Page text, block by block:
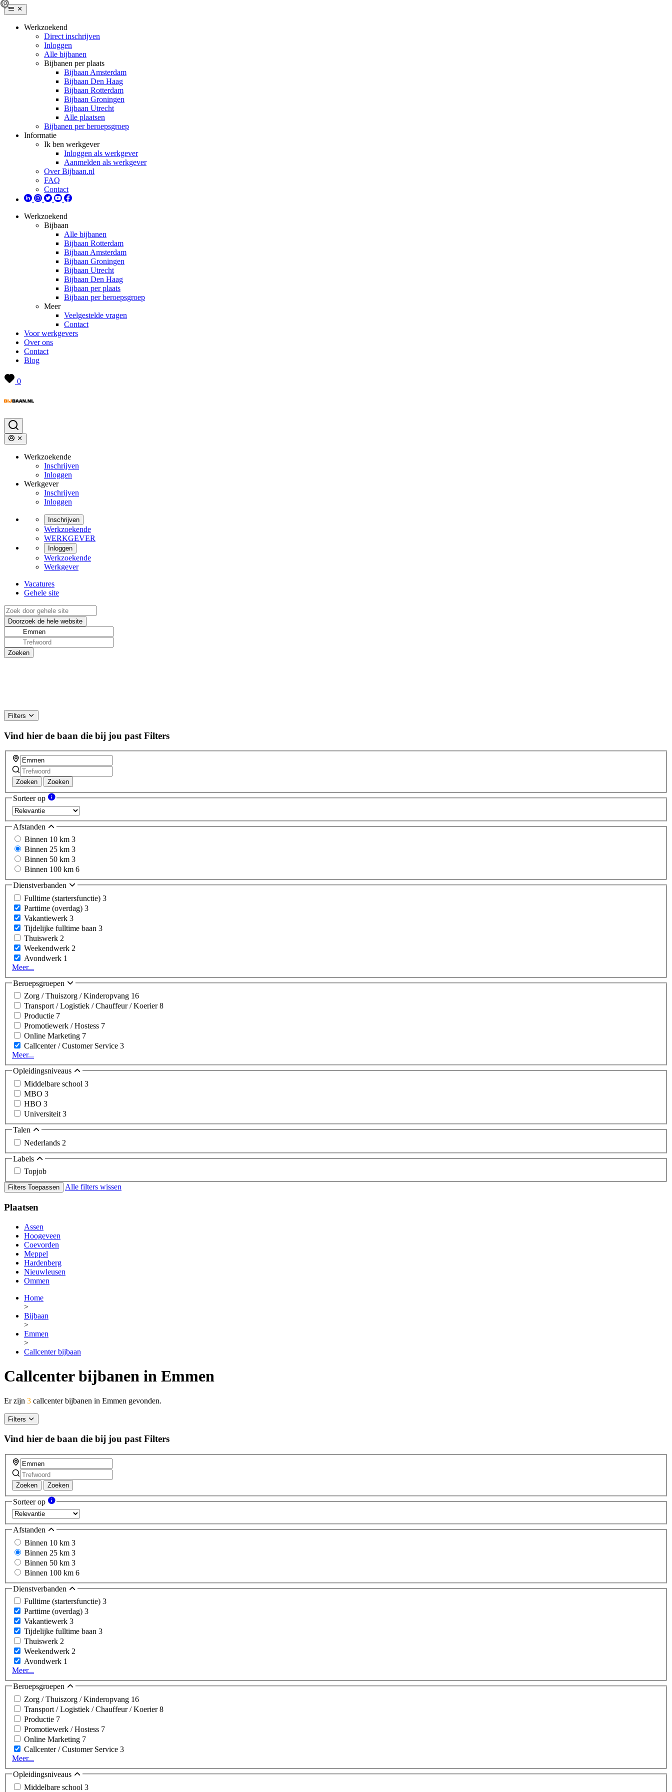
Werkzoekend
Direct inschrijven
Inloggen
Alle bijbanen
Bijbanen per plaats
Bijbaan Amsterdam
Bijbaan Den Haag
Bijbaan Rotterdam
Bijbaan Groningen
Bijbaan Utrecht
Alle plaatsen
Bijbanen per beroepsgroep
Informatie
Ik ben werkgever
Inloggen als werkgever
Aanmelden als werkgever
Over Bijbaan.nl
FAQ
Contact
Werkzoekend
Bijbaan
Alle bijbanen
Bijbaan Rotterdam
Bijbaan Amsterdam
Bijbaan Groningen
Bijbaan Utrecht
Bijbaan Den Haag
Bijbaan per plaats
Bijbaan per beroepsgroep
Meer
Veelgestelde vragen
Contact
Voor werkgevers
Over ons
Contact
Blog
0
Werkzoekende
Inschrijven
Inloggen
Werkgever
Inschrijven
Inloggen
Inschrijven
Werkzoekende
WERKGEVER
Inloggen
Werkzoekende
Werkgever
Vacatures
Gehele site
Filters
Vind hier de baan die bij jou past Filters
Zoeken Zoeken
Sorteer op
Afstanden
Binnen 10 km 3
Binnen 25 km 3
Binnen 50 km 3
Binnen 100 km 6
Dienstverbanden
Fulltime (startersfunctie) 3
Parttime (overdag) 3
Vakantiewerk 3
Tijdelijke fulltime baan 3
Thuiswerk 2
Weekendwerk 2
Avondwerk 1
Meer...
Beroepsgroepen
Zorg / Thuiszorg / Kinderopvang 16
Transport / Logistiek / Chauffeur / Koerier8
Productie 7
Promotiewerk / Hostess 7
Online Marketing 7
Callcenter / Customer Service 3
Meer...
Opleidingsniveaus
Middelbare school 3
MBO 3
HBO 3
Universiteit 3
Talen
Nederlands 2
Labels
Topjob
Filters Toepassen Alle filters wissen
Plaatsen
Assen
Hoogeveen
Coevorden
Meppel
Hardenberg
Nieuwleusen
Ommen
Home
>
Bijbaan
>
Emmen
>
Callcenter bijbaan
Callcenter bijbanen in Emmen
Er zijn 3 callcenter bijbanen in Emmen gevonden.
Filters
Vind hier de baan die bij jou past Filters
Zoeken Zoeken
Sorteer op
Afstanden
Binnen 10 km 3
Binnen 25 km 3
Binnen 50 km 3
Binnen 100 km 6
Dienstverbanden
Fulltime (startersfunctie) 3
Parttime (overdag) 3
Vakantiewerk 3
Tijdelijke fulltime baan 3
Thuiswerk 2
Weekendwerk 2
Avondwerk 1
Meer...
Beroepsgroepen
Zorg / Thuiszorg / Kinderopvang 16
Transport / Logistiek / Chauffeur / Koerier8
Productie 7
Promotiewerk / Hostess 7
Online Marketing 7
Callcenter / Customer Service 3
Meer...
Opleidingsniveaus
Middelbare school 3